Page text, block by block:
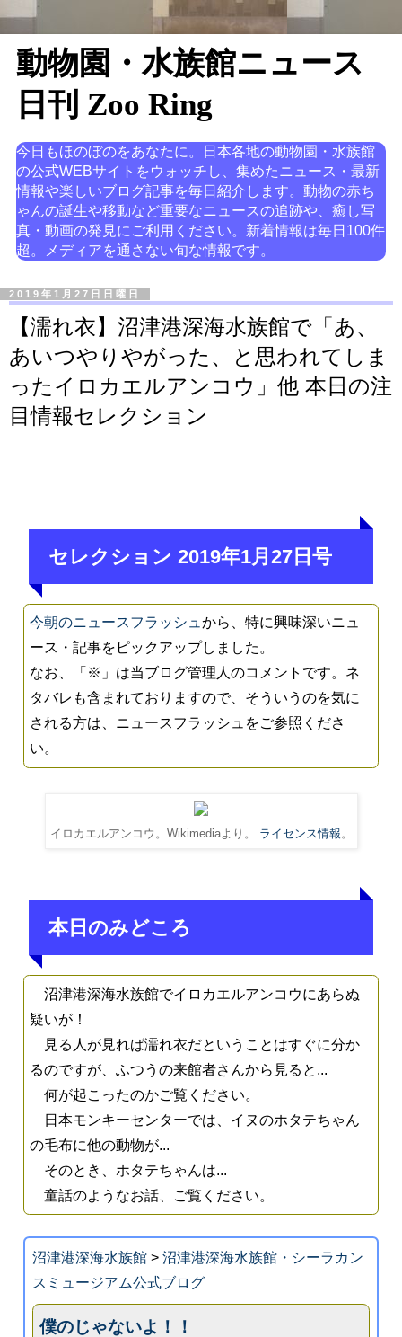
動物園・水族館ニュース
日刊 Zoo Ring
今日もほのぼのをあなたに。日本各地の動物園・水族館
の公式WEBサイトをウォッチし、集めたニュース・最新
情報や楽しいブログ記事を毎日紹介します。動物の赤ち
ゃんの誕生や移動など重要なニュースの追跡や、癒し写
真・動画の発見にご利用ください。新着情報は毎日100件
超。メディアを通さない旬な情報です。
2019年1月27日日曜日
【濡れ衣】沼津港深海水族館で「あ、
あいつやりやがった、と思われてしま
ったイロカエルアンコウ」他 本日の注
目情報セレクション
セレクション 2019年1月27日号
今朝のニュースフラッシュから、特に興味深いニュ
ース・記事をピックアップしました。
なお、「※」は当ブログ管理人のコメントです。ネ
タバレも含まれておりますので、そういうのを気に
される方は、ニュースフラッシュをご参照くださ
い。
イロカエルアンコウ。Wikimediaより。 ライセンス情報 。
本日のみどころ
沼津港深海水族館でイロカエルアンコウにあらぬ
疑いが！
見る人が見れば濡れ衣だということはすぐに分か
るのですが、ふつうの来館者さんから見ると...
何が起こったのかご覧ください。
日本モンキーセンターでは、イヌのホタテちゃん
の毛布に他の動物が...
そのとき、ホタテちゃんは...
童話のようなお話、ご覧ください。
沼津港深海水族館> 沼津港深海水族館・シーラカン
スミュージアム公式ブログ
僕のじゃないよ！！